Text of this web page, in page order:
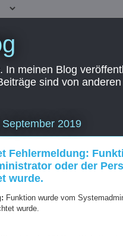
In meinen Blog
sind von
2019
Fehlermeldung:
oder der
wurde.
Funktion wurde vom
wurde.